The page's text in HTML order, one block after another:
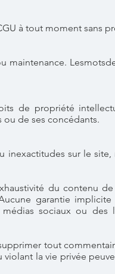
à tout moment sans
maintenance.
de propriété
de ses concédants.
inexactitudes sur le
du contenu
garantie
sociaux ou des
tout
la vie privée